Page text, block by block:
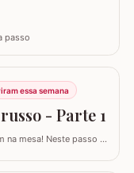
passo
essa semana
- Parte 1
na mesa! Neste passo a